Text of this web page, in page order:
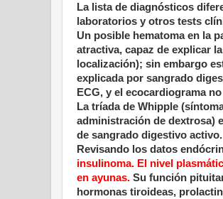
La lista de diagnósticos
laboratorios y otros tests
Un posible hematoma en la
atractiva, capaz de explicar
localización); sin embargo
explicada por sangrado
ECG, y el ecocardiograma
La tríada de Whipple
administración de dextrosa)
de sangrado digestivo activo.
Revisando los datos
insulinoma. El nivel
en ayunas. Su función
hormonas tiroideas,